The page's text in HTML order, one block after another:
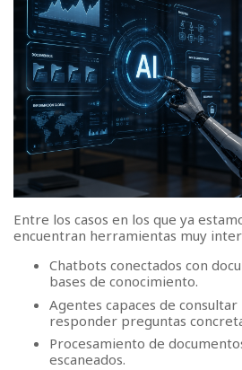
Entre los casos en los que ya
encuentran herramientas muy
Chatbots conectados con
bases de conocimiento.
Agentes capaces de
responder preguntas
Procesamiento de
escaneados.